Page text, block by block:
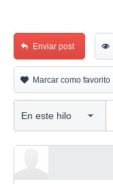
Enviar post
Marcar como favorito